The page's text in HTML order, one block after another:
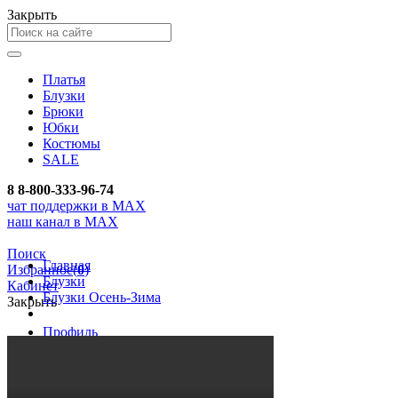
Закрыть
Платья
Блузки
Брюки
Юбки
Костюмы
SALE
8 8-800-333-96-74
чат поддержки в MAX
наш канал в MAX
Поиск
Избранное(0)
Кабинет
Закрыть
Профиль
Главная
Блузки
Блузки Осень-Зима